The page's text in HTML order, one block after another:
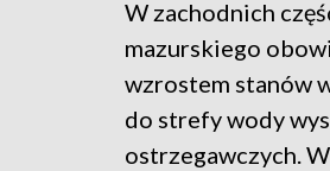
W zachodnich
mazurskiego
wzrostem stanów
do strefy wody
ostrzegawczych.